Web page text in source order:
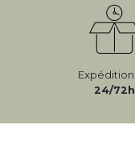
Expédition
24/72h